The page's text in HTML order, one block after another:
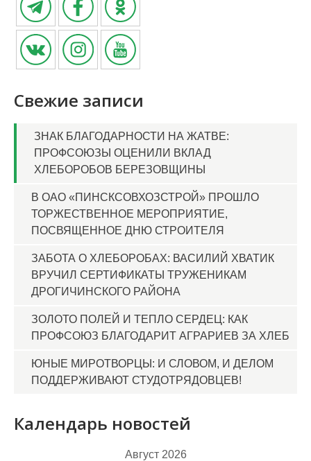
Свежие записи
ЗНАК БЛАГОДАРНОСТИ НА ЖАТВЕ:
ПРОФСОЮЗЫ ОЦЕНИЛИ ВКЛАД
ХЛЕБОРОБОВ БЕРЕЗОВЩИНЫ
В ОАО «ПИНСКСОВХОЗСТРОЙ» ПРОШЛО
ТОРЖЕСТВЕННОЕ МЕРОПРИЯТИЕ,
ПОСВЯЩЕННОЕ ДНЮ СТРОИТЕЛЯ
ЗАБОТА О ХЛЕБОРОБАХ: ВАСИЛИЙ ХВАТИК
ВРУЧИЛ СЕРТИФИКАТЫ ТРУЖЕНИКАМ
ДРОГИЧИНСКОГО РАЙОНА
ЗОЛОТО ПОЛЕЙ И ТЕПЛО СЕРДЕЦ: КАК
ПРОФСОЮЗ БЛАГОДАРИТ АГРАРИЕВ ЗА ХЛЕБ
ЮНЫЕ МИРОТВОРЦЫ: И СЛОВОМ, И ДЕЛОМ
ПОДДЕРЖИВАЮТ СТУДОТРЯДОВЦЕВ!
Календарь новостей
Август 2026